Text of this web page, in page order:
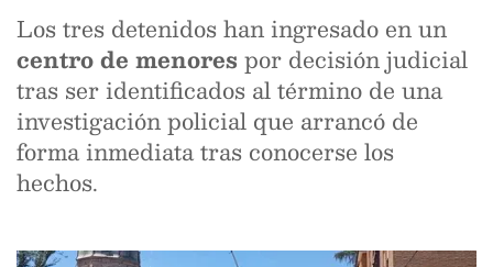
Los tres detenidos han ingresado en un
centro de menores por decisión judicial
tras ser identificados al término de una
investigación policial que arrancó de
forma inmediata tras conocerse los
hechos.